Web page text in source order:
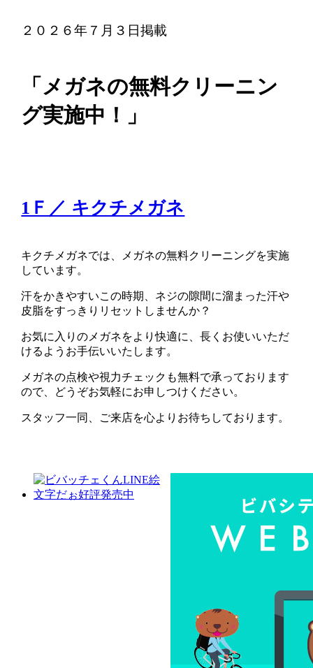
２０２６年７月３日掲載
「メガネの無料クリーニン
グ実施中！」
1Ｆ／ キクチメガネ
キクチメガネでは、メガネの無料クリーニングを実施
しています。
汗をかきやすいこの時期、ネジの隙間に溜まった汗や
皮脂をすっきりリセットしませんか？
お気に入りのメガネをより快適に、長くお使いいただ
けるようお手伝いいたします。
メガネの点検や視力チェックも無料で承っております
ので、どうぞお気軽にお申しつけください。
スタッフ一同、ご来店を心よりお待ちしております。